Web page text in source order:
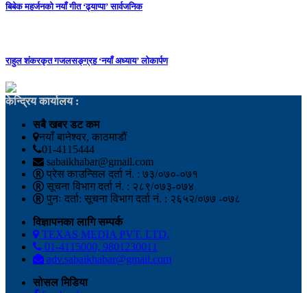
बिबेक महर्जनको नयाँ गीत ‘ढ्याप्पा’ सार्वजनिक
राहुल शंकरकृत गजलसङ्ग्रह ‘नयाँ अध्याय’ लोकार्पण
केन्द्रिय कार्यालय :
सबै खबर डट कम
नयाँ बानेश्वर, काठमाडौं
01-4115444
sabaikhabar@gmail.com
प्रेस काउन्सिल दर्ता नं. : ७३/०७०-०७१
सूचना विभाग दर्ता नं. : २८९/०७३-०७४
पुनः दर्ता: सूचना विभाग दर्ता नं. : २६५२/०७७ -०७८
विज्ञापनका लागि सम्पर्क
TEXAS MEDIA PVT. LTD.
01-4115000, 9801230011
adv.sabaikhabar@gmail.com
सोसल मिडिया